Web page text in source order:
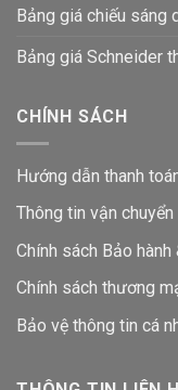
Bảng giá chiếu sáng
Bảng giá Schneider
CHÍNH SÁCH
Hướng dẫn thanh
Thông tin vận chuyển
Chính sách Bảo
Chính sách thương
Bảo vệ thông tin cá